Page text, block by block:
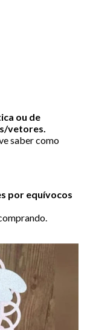
ou de
vetores.
saber como
por equívocos